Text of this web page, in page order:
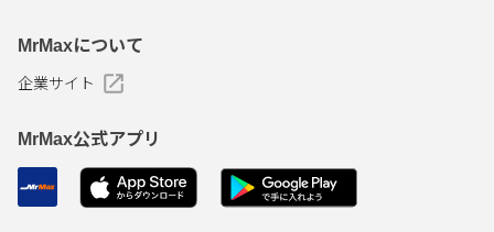
MrMaxについて
企業サイト
MrMax公式アプリ